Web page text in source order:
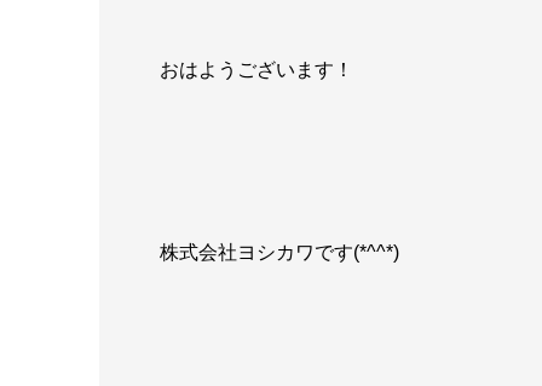
おはようございます！
株式会社ヨシカワです(*^^*)